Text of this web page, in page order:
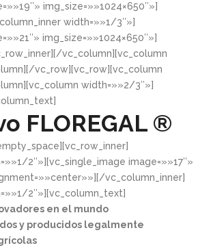
img_size=»»1024×650″»]
width=»»1/3″»]
img_size=»»1024×650″»]
vc_column][vc_column
vc_row][vc_row][vc_column
width=»»2/3″»]
FLOREGAL ®
2″»][vc_single_image image=»»17″»
vc_column_inner]
2″»][vc_column_text]
en el mundo​
y producidos legalmente​